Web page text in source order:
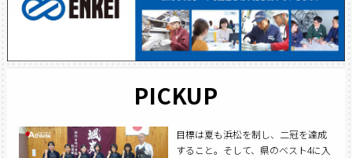
PICKUP
目標は夏も浜松を制し、二冠を達成
すること。そして、県のベスト4に入